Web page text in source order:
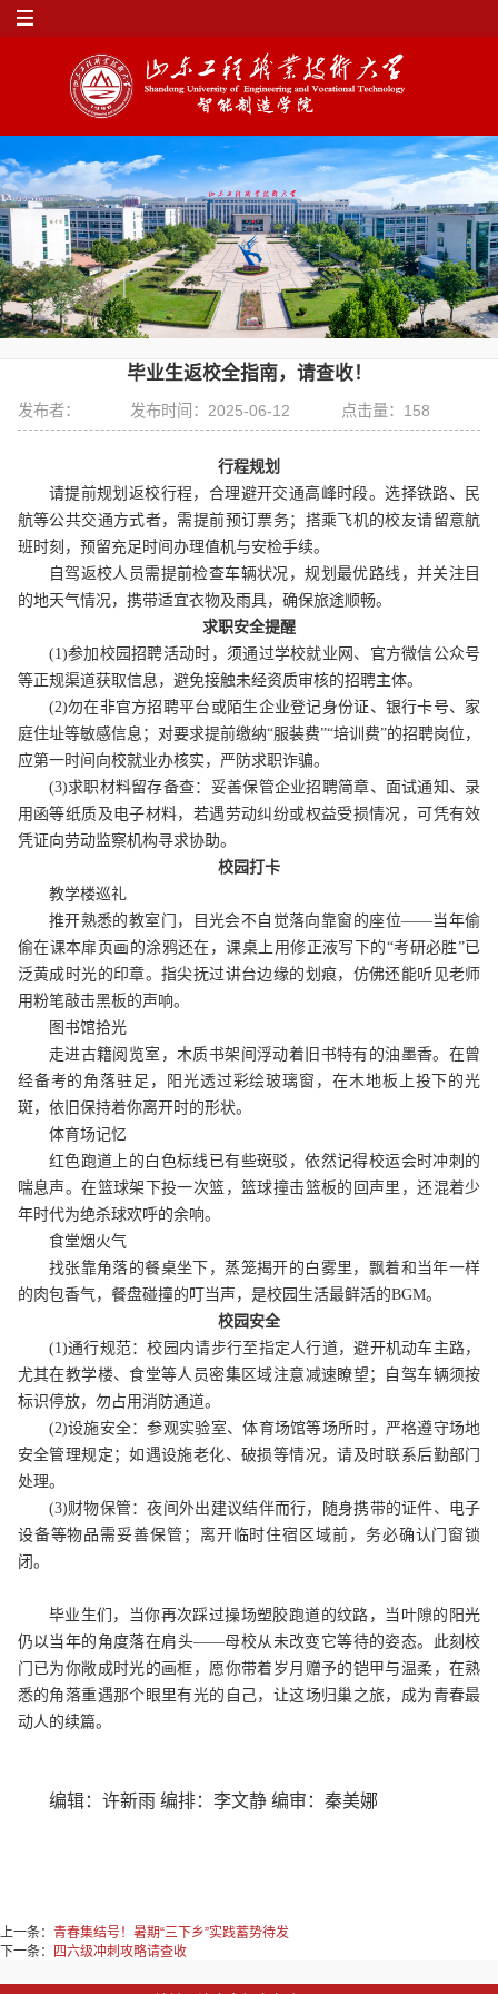
毕业生返校全指南，请查收！
发布者： 发布时间：2025-06-12 点击量： 158
行程规划
请提前规划返校行程，合理避开交通高峰时段。选择铁路、民
航等公共交通方式者，需提前预订票务；搭乘飞机的校友请留意航
班时刻，预留充足时间办理值机与安检手续。
自驾返校人员需提前检查车辆状况，规划最优路线，并关注目
的地天气情况，携带适宜衣物及雨具，确保旅途顺畅。
求职安全提醒
(1)参加校园招聘活动时，须通过学校就业网、官方微信公众号
等正规渠道获取信息，避免接触未经资质审核的招聘主体。
(2)勿在非官方招聘平台或陌生企业登记身份证、银行卡号、家
庭住址等敏感信息；对要求提前缴纳“服装费”“培训费”的招聘岗位，
应第一时间向校就业办核实，严防求职诈骗。
(3)求职材料留存备查：妥善保管企业招聘简章、面试通知、录
用函等纸质及电子材料，若遇劳动纠纷或权益受损情况，可凭有效
凭证向劳动监察机构寻求协助。
校园打卡
教学楼巡礼
推开熟悉的教室门，目光会不自觉落向靠窗的座位——当年偷
偷在课本扉页画的涂鸦还在，课桌上用修正液写下的“考研必胜”已
泛黄成时光的印章。指尖抚过讲台边缘的划痕，仿佛还能听见老师
用粉笔敲击黑板的声响。
图书馆拾光
走进古籍阅览室，木质书架间浮动着旧书特有的油墨香。在曾
经备考的角落驻足，阳光透过彩绘玻璃窗，在木地板上投下的光
斑，依旧保持着你离开时的形状。
体育场记忆
红色跑道上的白色标线已有些斑驳，依然记得校运会时冲刺的
喘息声。在篮球架下投一次篮，篮球撞击篮板的回声里，还混着少
年时代为绝杀球欢呼的余响。
食堂烟火气
找张靠角落的餐桌坐下，蒸笼揭开的白雾里，飘着和当年一样
的肉包香气，餐盘碰撞的叮当声，是校园生活最鲜活的BGM。
校园安全
(1)通行规范：校园内请步行至指定人行道，避开机动车主路，
尤其在教学楼、食堂等人员密集区域注意减速瞭望；自驾车辆须按
标识停放，勿占用消防通道。
(2)设施安全：参观实验室、体育场馆等场所时，严格遵守场地
安全管理规定；如遇设施老化、破损等情况，请及时联系后勤部门
处理。
(3)财物保管：夜间外出建议结伴而行，随身携带的证件、电子
设备等物品需妥善保管；离开临时住宿区域前，务必确认门窗锁
闭。
毕业生们，当你再次踩过操场塑胶跑道的纹路，当叶隙的阳光
仍以当年的角度落在肩头——母校从未改变它等待的姿态。此刻校
门已为你敞成时光的画框，愿你带着岁月赠予的铠甲与温柔，在熟
悉的角落重遇那个眼里有光的自己，让这场归巢之旅，成为青春最
动人的续篇。
编辑：许新雨 编排：李文静 编审：秦美娜
上一条： 青春集结号！暑期“三下乡”实践蓄势待发
下一条：
四六级冲刺攻略请查收